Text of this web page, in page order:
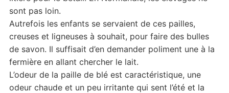
sont pas loin.
Autrefois les enfants se servaient de ces pailles,
creuses et ligneuses à souhait, pour faire des bulles
de savon. Il suffisait d’en demander poliment une à la
fermière en allant chercher le lait.
L’odeur de la paille de blé est caractéristique, une
odeur chaude et un peu irritante qui sent l’été et la